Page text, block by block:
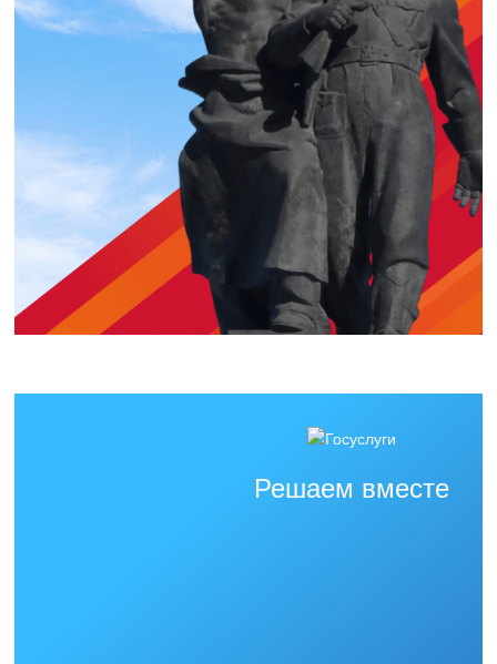
Решаем вместе